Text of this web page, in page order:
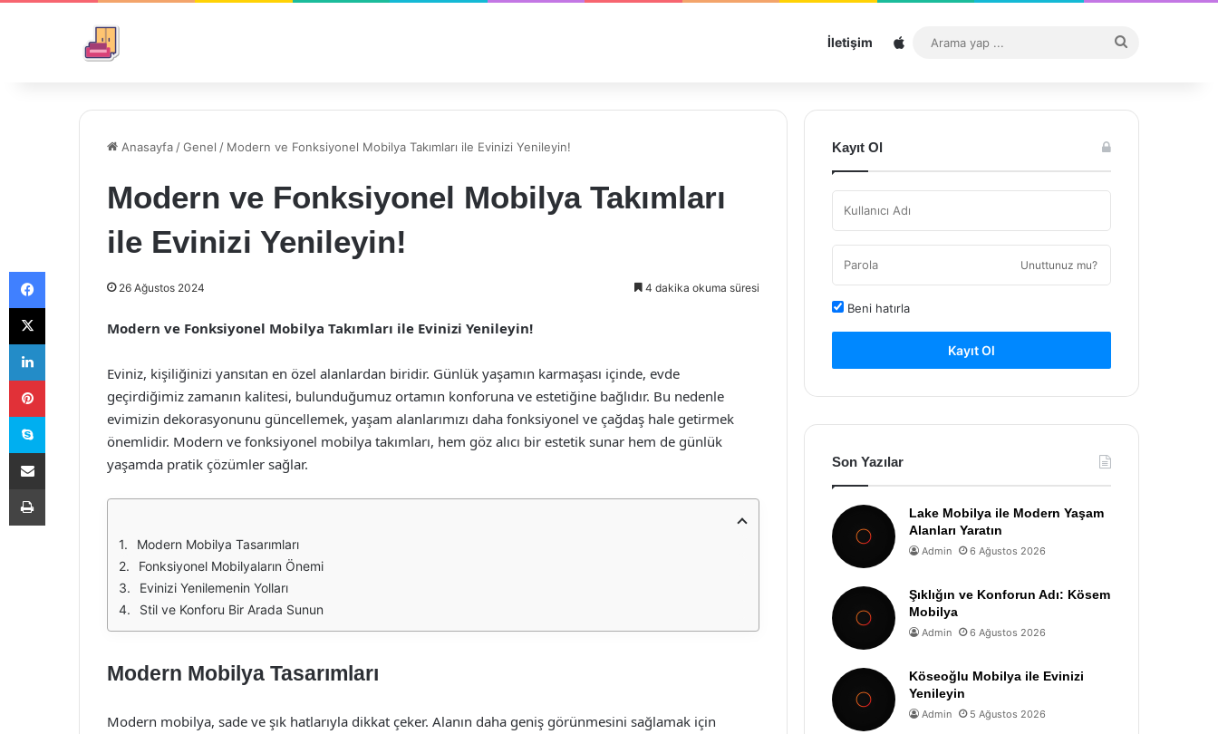
İletişim Sitemap
...
Anasayfa /Genel / Modern ve Fonksiyonel Mobilya Takımları ile Evinizi Yenileyin!
Modern ve Fonksiyonel Mobilya Takımları
ile Evinizi Yenileyin!
26 Ağustos 2024 4 dakika okuma süresi
Modern ve Fonksiyonel Mobilya Takımları ile Evinizi Yenileyin!
Eviniz, kişiliğinizi yansıtan en özel alanlardan biridir. Günlük yaşamın karmaşası içinde, evde
geçirdiğimiz zamanın kalitesi, bulunduğumuz ortamın konforuna ve estetiğine bağlıdır. Bu nedenle
evimizin dekorasyonunu güncellemek, yaşam alanlarımızı daha fonksiyonel ve çağdaş hale getirmek
önemlidir. Modern ve fonksiyonel mobilya takımları, hem göz alıcı bir estetik sunar hem de günlük
yaşamda pratik çözümler sağlar.
Modern Mobilya Tasarımları
Fonksiyonel Mobilyaların Önemi
Evinizi Yenilemenin Yolları
Stil ve Konforu Bir Arada Sunun
Modern Mobilya Tasarımları
Modern mobilya, sade ve şık hatlarıyla dikkat çeker. Alanın daha geniş görünmesini sağlamak için
Kayıt Ol
Unuttunuz mu?
Beni hatırla
Kayıt Ol
Son Yazılar
Lake Mobilya ile Modern Yaşam
Alanları Yaratın
Admin 6 Ağustos 2026
Şıklığın ve Konforun Adı: Kösem
Mobilya
Admin 6 Ağustos 2026
Köseoğlu Mobilya ile Evinizi
Yenileyin
Admin 5 Ağustos 2026
Facebook
X
LinkedIn
Pinterest
Skype
E-Posta ile paylaş